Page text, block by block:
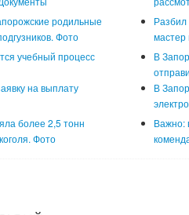
родильные
Фото
Разбил
мастер
учебный процесс
В
на выплату
В
более 2,5 тонн
Фото
Важно: